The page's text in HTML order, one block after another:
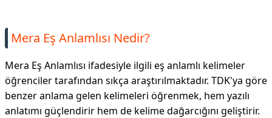
Mera Eş Anlamlısı Nedir?
Mera Eş Anlamlısı ifadesiyle ilgili eş anlamlı kelimeler
öğrenciler tarafından sıkça araştırılmaktadır. TDK'ya göre
benzer anlama gelen kelimeleri öğrenmek, hem yazılı
anlatımı güçlendirir hem de kelime dağarcığını geliştirir.